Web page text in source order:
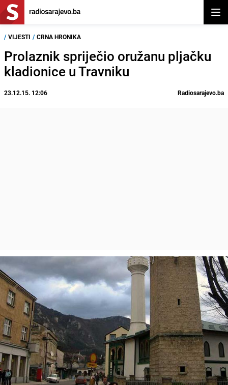
/ VIJESTI / CRNA HRONIKA
Prolaznik spriječio oružanu pljačku
kladionice u Travniku
23.12.15. 12:06 Radiosarajevo.ba